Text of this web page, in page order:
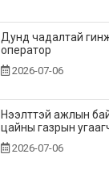
Дунд чадалтай
оператор
2026-07-06
Нээлттэй ажлын
цайны газрын
2026-07-06